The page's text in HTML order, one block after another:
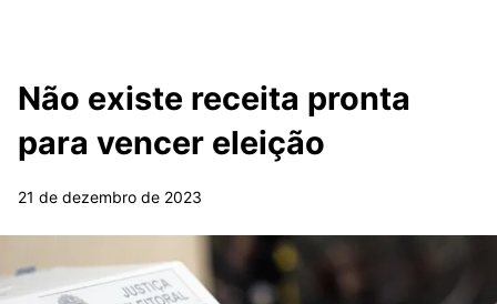
Não existe receita pronta
para vencer eleição
21 de dezembro de 2023